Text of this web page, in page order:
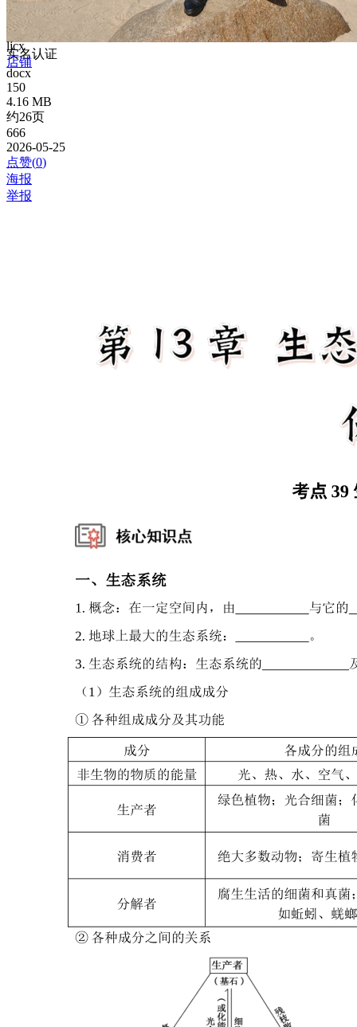
ljcx
实名认证
店铺
docx
150
4.16 MB
约26页
666
2026-05-25
点赞(0)
海报
举报